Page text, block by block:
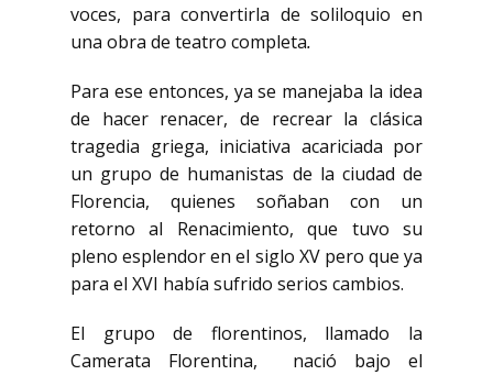
voces, para convertirla de soliloquio en
una obra de teatro completa.
Para ese entonces, ya se manejaba la idea
de hacer renacer, de recrear la clásica
tragedia griega, iniciativa acariciada por
un grupo de humanistas de la ciudad de
Florencia, quienes soñaban con un
retorno al Renacimiento, que tuvo su
pleno esplendor en el siglo XV pero que ya
para el XVI había sufrido serios cambios.
El grupo de florentinos, llamado la
Camerata Florentina, nació bajo el